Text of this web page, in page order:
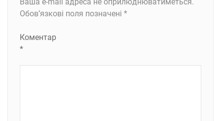
Обов’язкові поля позначені *
Коментар
*